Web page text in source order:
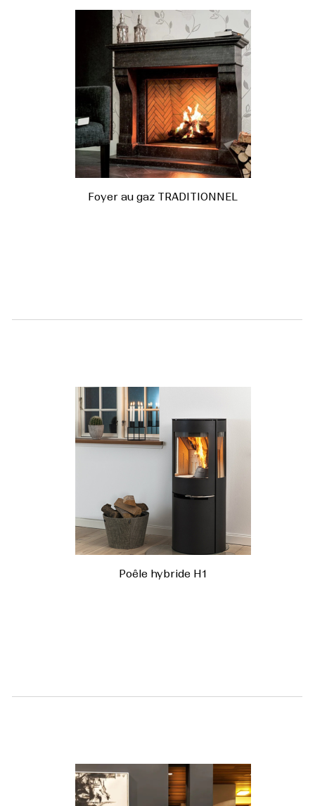
Foyer au gaz TRADITIONNEL
Poêle hybride H1